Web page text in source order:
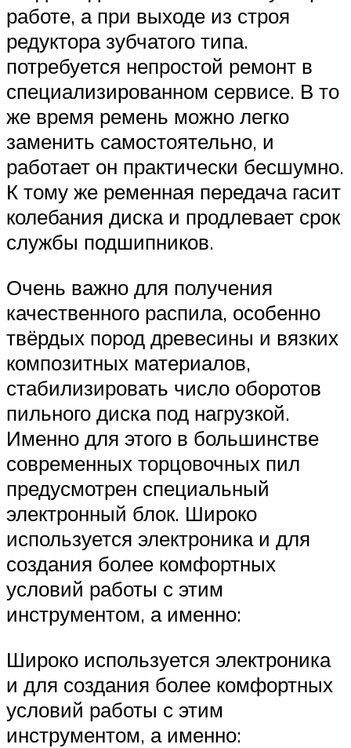
работе, а при выходе из строя
редуктора зубчатого типа.
потребуется непростой ремонт в
специализированном сервисе. В то
же время ремень можно легко
заменить самостоятельно, и
работает он практически бесшумно.
К тому же ременная передача гасит
колебания диска и продлевает срок
службы подшипников.
Очень важно для получения
качественного распила, особенно
твёрдых пород древесины и вязких
композитных материалов,
стабилизировать число оборотов
пильного диска под нагрузкой.
Именно для этого в большинстве
современных торцовочных пил
предусмотрен специальный
электронный блок. Широко
используется электроника и для
создания более комфортных
условий работы с этим
инструментом, а именно:
Широко используется электроника
и для создания более комфортных
условий работы с этим
инструментом, а именно: